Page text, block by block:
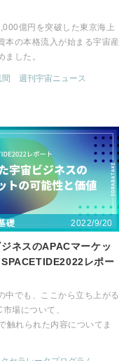
億円を突破した東京海上
本の本格流入が始まる宇宙産
ました。
間 週刊宇宙ニュース
礎 2022/9/20
ネスのAPACマーケッ
SPACETIDE2022レポー
中でも、ここから立ち上がる
場について、
触れられた内容についてま